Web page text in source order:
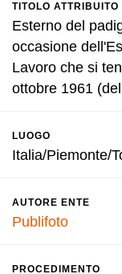
TITOLO ATTRIBUITO
Esterno del
occasione
Lavoro che si
ottobre 1961
LUOGO
Italia/Piemonte/
AUTORE ENTE
Publifoto
PROCEDIMENTO